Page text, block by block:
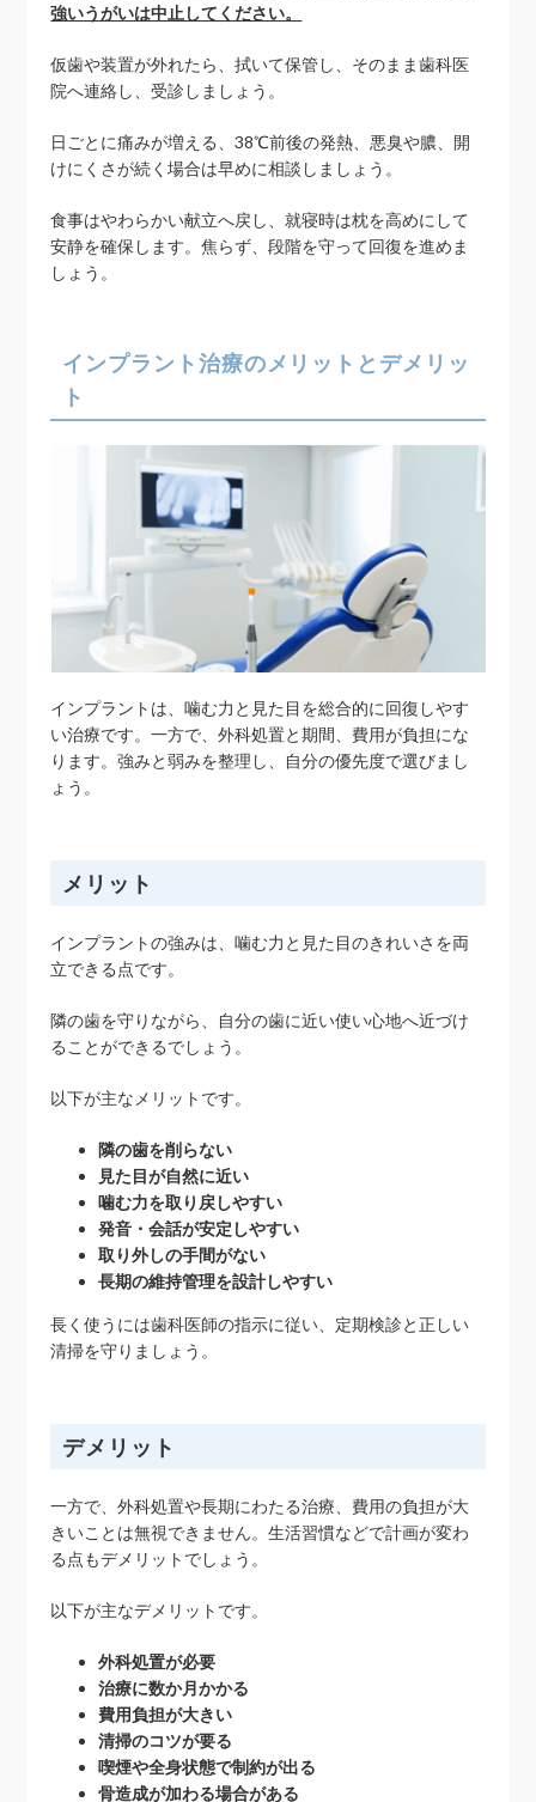
強いうがいは中止してください。
仮歯や装置が外れたら、拭いて保管し、そのまま歯科医
院へ連絡し、受診しましょう。
日ごとに痛みが増える、38℃前後の発熱、悪臭や膿、開
けにくさが続く場合は早めに相談しましょう。
食事はやわらかい献立へ戻し、就寝時は枕を高めにして
安静を確保します。焦らず、段階を守って回復を進めま
しょう。
インプラント治療のメリットとデメリッ
ト
インプラントは、噛む力と見た目を総合的に回復しやす
い治療です。一方で、外科処置と期間、費用が負担にな
ります。強みと弱みを整理し、自分の優先度で選びまし
ょう。
メリット
インプラントの強みは、噛む力と見た目のきれいさを両
立できる点です。
隣の歯を守りながら、自分の歯に近い使い心地へ近づけ
ることができるでしょう。
以下が主なメリットです。
隣の歯を削らない
見た目が自然に近い
噛む力を取り戻しやすい
発音・会話が安定しやすい
取り外しの手間がない
長期の維持管理を設計しやすい
長く使うには歯科医師の指示に従い、定期検診と正しい
清掃を守りましょう。
デメリット
一方で、外科処置や長期にわたる治療、費用の負担が大
きいことは無視できません。生活習慣などで計画が変わ
る点もデメリットでしょう。
以下が主なデメリットです。
外科処置が必要
治療に数か月かかる
費用負担が大きい
清掃のコツが要る
喫煙や全身状態で制約が出る
骨造成が加わる場合がある